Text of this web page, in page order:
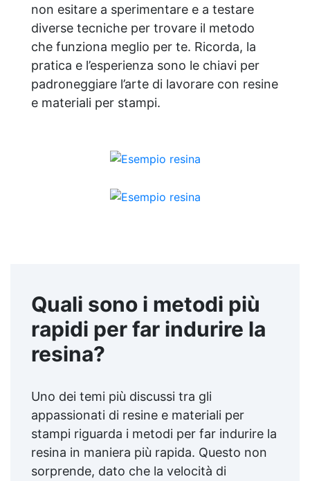
non esitare a sperimentare e a testare
diverse tecniche per trovare il metodo
che funziona meglio per te. Ricorda, la
pratica e l’esperienza sono le chiavi per
padroneggiare l’arte di lavorare con resine
e materiali per stampi.
Quali sono i metodi più
rapidi per far indurire la
resina?
Uno dei temi più discussi tra gli
appassionati di resine e materiali per
stampi riguarda i metodi per far indurire la
resina in maniera più rapida. Questo non
sorprende, dato che la velocità di